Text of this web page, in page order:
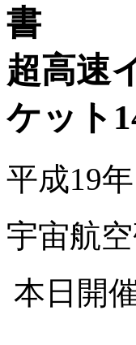
書
超高速
ケット
平成19
宇宙航
本日開